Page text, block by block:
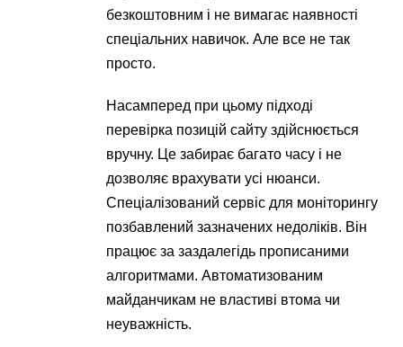
безкоштовним і не вимагає наявності
спеціальних навичок. Але все не так
просто.
Насамперед при цьому підході
перевірка позицій сайту здійснюється
вручну. Це забирає багато часу і не
дозволяє врахувати усі нюанси.
Спеціалізований сервіс для моніторингу
позбавлений зазначених недоліків. Він
працює за заздалегідь прописаними
алгоритмами. Автоматизованим
майданчикам не властиві втома чи
неуважність.